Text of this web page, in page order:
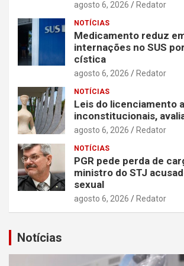
agosto 6, 2026 Redator
NOTÍCIAS
Medicamento reduz
internações no SUS
cística
agosto 6, 2026 Redator
NOTÍCIAS
Leis do licenciamento
inconstitucionais,
agosto 6, 2026 Redator
NOTÍCIAS
PGR pede perda de
ministro do STJ
sexual
agosto 6, 2026 Redator
Notícias